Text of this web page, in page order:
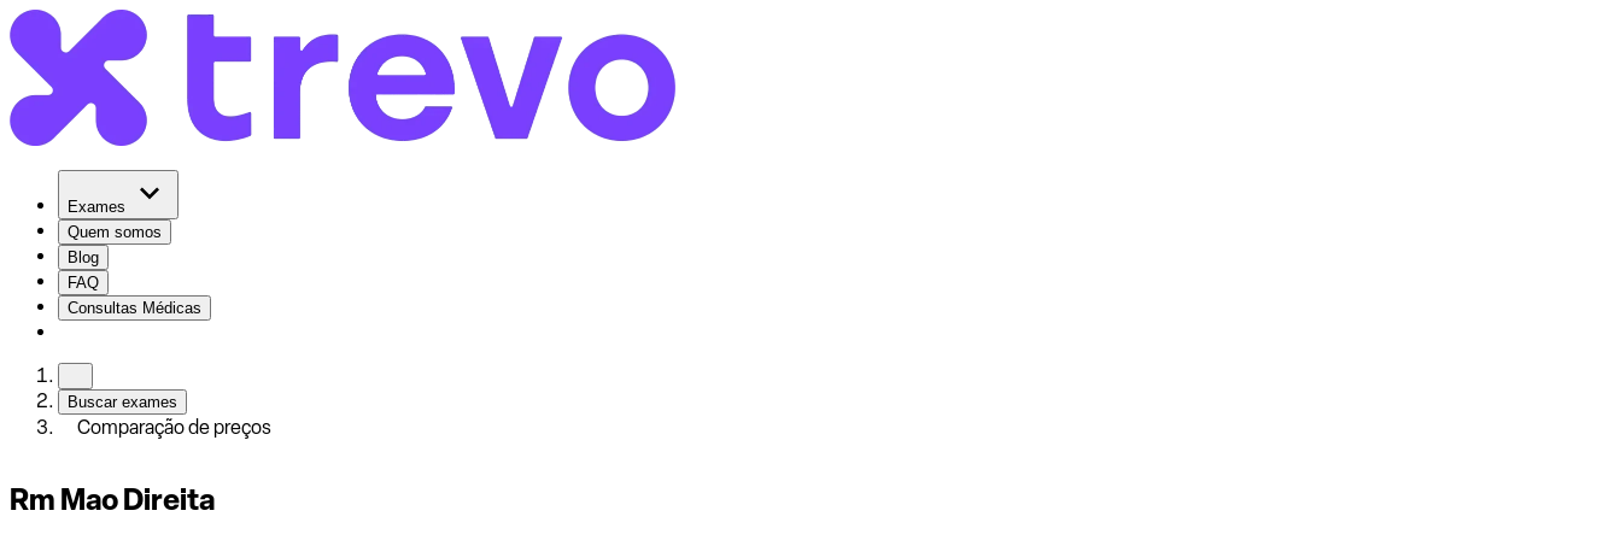
Exames
Quem somos
Blog
FAQ
Consultas Médicas
Buscar exames
Comparação de preços
Rm Mao Direita